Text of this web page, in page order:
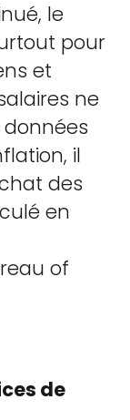
le
pour
et
ne
il
des
en
of
de